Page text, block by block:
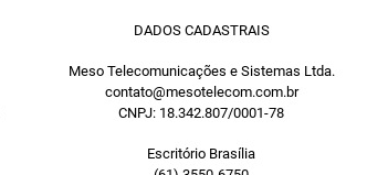
DADOS CADASTRAIS
Meso Telecomunicações e Sistemas Ltda.
contato@mesotelecom.com.br
CNPJ: 18.342.807/0001-78
Escritório Brasília